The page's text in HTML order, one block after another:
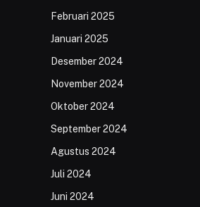
Februari 2025
Januari 2025
Desember 2024
November 2024
Oktober 2024
September 2024
Agustus 2024
Juli 2024
Juni 2024